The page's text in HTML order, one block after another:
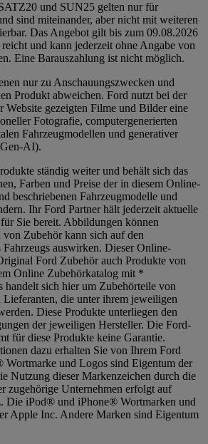
und SUN25 gelten nur für
sind miteinander, aber nicht mit weiteren
Das Angebot gilt bis zum 09.08.2026
und kann jederzeit ohne Angabe von
Eine Barauszahlung ist nicht möglich.
nur zu Anschauungszwecken und
Produkt abweichen. Ford nutzt bei der
Website gezeigten Filme und Bilder eine
Fotografie, computergenerierten
Fahrzeugmodellen und generativer
AI).
ständig weiter und behält sich das
Farben und Preise der in diesem Online-
beschriebenen Fahrzeugmodelle und
Ihr Ford Partner hält jederzeit aktuelle
Sie bereit. Abbildungen können
Zubehör kann sich auf den
auswirken. Dieser Online-
Ford Zubehör auch Produkte von
Online Zubehörkatalog mit *
handelt sich hier um Zubehörteile von
Lieferanten, die unter ihrem jeweiligen
Diese Produkte unterliegen den
der jeweiligen Hersteller. Die Ford-
für diese Produkte keine Garantie.
dazu erhalten Sie von Ihrem Ford
Wortmarke und Logos sind Eigentum der
Nutzung dieser Markenzeichen durch die
zugehörige Unternehmen erfolgt auf
Die iPod® und iPhone® Wortmarken und
Apple Inc. Andere Marken sind Eigentum